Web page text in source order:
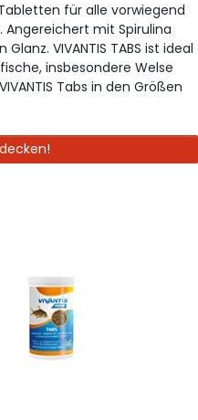
für alle vorwiegend
Angereichert mit Spirulina
VIVANTIS TABS ist ideal
insbesondere Welse
Tabs in den Größen